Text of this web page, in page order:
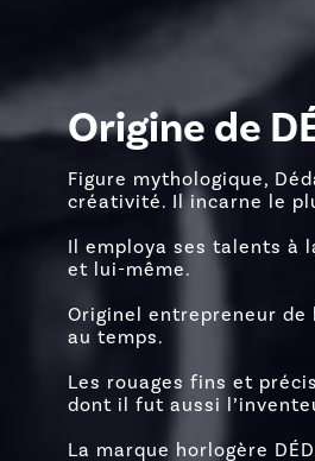
Origine de
Figure mythologique,
créativité. Il incarne le
Il employa ses talents à
et lui-même.
Originel entrepreneur de
au temps.
Les rouages fins et
dont il fut aussi
La marque horlogère